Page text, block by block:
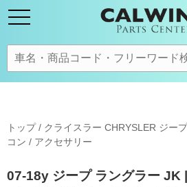
トップ/ クライスラー CHRYSLER ジー
コン / アクセサリー
07-18y ジープ ラングラー JK